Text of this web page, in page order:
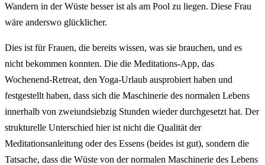
Wandern in der Wüste besser ist als am Pool zu liegen. Diese Frau
wäre anderswo glücklicher.
Dies ist für Frauen, die bereits wissen, was sie brauchen, und es
nicht bekommen konnten. Die die Meditations-App, das
Wochenend-Retreat, den Yoga-Urlaub ausprobiert haben und
festgestellt haben, dass sich die Maschinerie des normalen Lebens
innerhalb von zweiundsiebzig Stunden wieder durchgesetzt hat. Der
strukturelle Unterschied hier ist nicht die Qualität der
Meditationsanleitung oder des Essens (beides ist gut), sondern die
Tatsache, dass die Wüste von der normalen Maschinerie des Lebens